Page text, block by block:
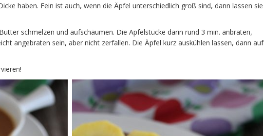
haben. Fein ist auch, wenn die Äpfel unterschiedlich groß sind, dann lassen sie
schmelzen und aufschäumen. Die Apfelstücke darin rund 3 min. anbraten,
angebraten sein, aber nicht zerfallen. Die Äpfel kurz auskühlen lassen, dann auf